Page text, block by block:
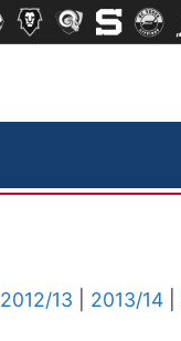
2012/13 2013/14